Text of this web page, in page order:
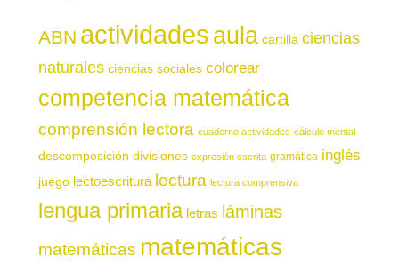
ABN actividadesaula cartilla ciencias
naturales ciencias sociales colorear
competencia matemática
comprensión lectora cuaderno actividades cálculo mental
descomposición divisiones expresión escrita gramática inglés
juego lectoescritura lectura lectura comprensiva
lengua primaria letras láminas
matemáticas matemáticas